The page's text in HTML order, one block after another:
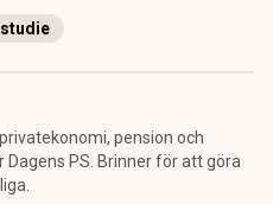
studie
pension och
PS. Brinner för att göra